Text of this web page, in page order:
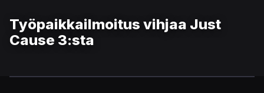
Työpaikkailmoitus vihjaa Just
Cause 3:sta